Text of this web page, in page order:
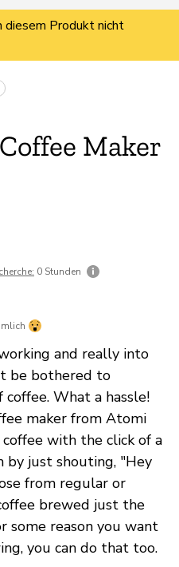
diesem Produkt nicht
Maker
0 Stunden
and really into
be bothered to
What a hassle!
maker from Atomi
with the click of a
by just shouting, "Hey
from regular or
brewed just the
some reason you want
you can do that too.